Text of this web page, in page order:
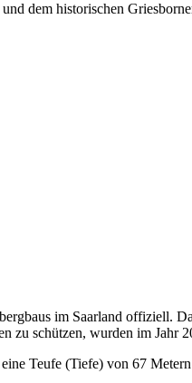
dem historischen
im Saarland offiziell.
zu schützen, wurden im Jahr
Teufe (Tiefe) von 67